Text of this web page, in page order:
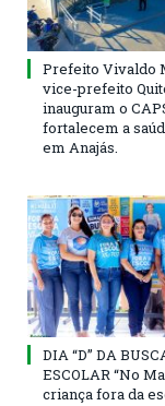
Prefeito Vivaldo
vice-prefeito
inauguram o
fortalecem a
em Anajás.
DIA “D” DA
ESCOLAR “No
criança fora da